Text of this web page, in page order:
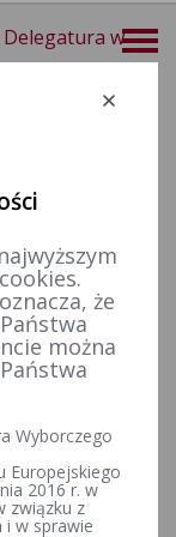
w
Kadencja 2007-2011
15 września
że
można
Wyborczego
Europejskiego
2016 r. w
związku z
i w sprawie